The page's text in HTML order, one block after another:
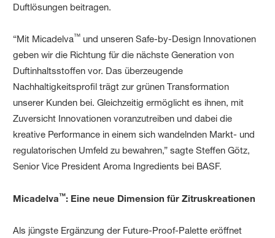
Duftlösungen beitragen.
“Mit Micadelva™ und unseren Safe-by-Design Innovationen
geben wir die Richtung für die nächste Generation von
Duftinhaltsstoffen vor. Das überzeugende
Nachhaltigkeitsprofil trägt zur grünen Transformation
unserer Kunden bei. Gleichzeitig ermöglicht es ihnen, mit
Zuversicht Innovationen voranzutreiben und dabei die
kreative Performance in einem sich wandelnden Markt- und
regulatorischen Umfeld zu bewahren,” sagte Steffen Götz,
Senior Vice President Aroma Ingredients bei BASF.
Micadelva™: Eine neue Dimension für Zitruskreationen
Als jüngste Ergänzung der Future-Proof-Palette eröffnet